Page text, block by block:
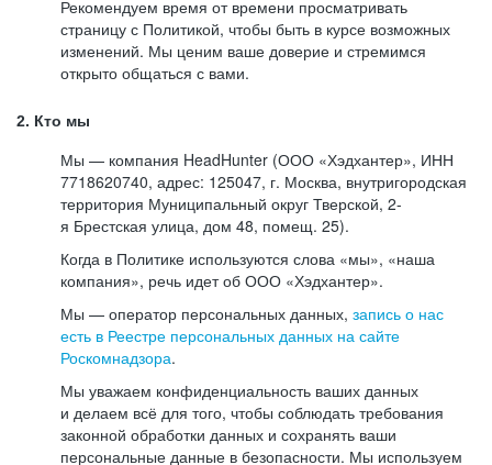
Рекомендуем время от времени просматривать
страницу с Политикой, чтобы быть в курсе возможных
изменений. Мы ценим ваше доверие и стремимся
открыто общаться с вами.
2. Кто мы
Мы — компания HeadHunter (ООО «Хэдхантер», ИНН
7718620740, адрес: 125047, г. Москва, внутригородская
территория Муниципальный округ Тверской, 2-
я Брестская улица, дом 48, помещ. 25).
Когда в Политике используются слова «мы», «наша
компания», речь идет об ООО «Хэдхантер».
Мы — оператор персональных данных, запись о нас
есть в Реестре персональных данных на сайте
Роскомнадзора.
Мы уважаем конфиденциальность ваших данных
и делаем всё для того, чтобы соблюдать требования
законной обработки данных и сохранять ваши
персональные данные в безопасности. Мы используем